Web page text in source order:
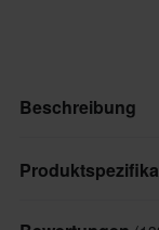
Beschreibung
Die Soft Shield
und Mesh ist weich,